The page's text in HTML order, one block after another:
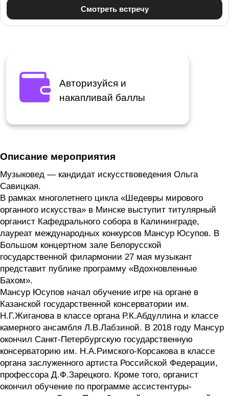
Авторизуйся и
накапливай баллы
Описание мероприятия
Музыковед — кандидат искусствоведения Ольга
Савицкая.
В рамках многолетнего цикла «Шедевры мирового
органного искусства» в Минске выступит титулярный
органист Кафедрального собора в Калининграде,
лауреат международных конкурсов Мансур Юсупов. В
Большом концертном зале Белорусской
государственной филармонии 27 мая музыкант
представит публике программу «Вдохновленные
Бахом».
Мансур Юсупов начал обучение игре на органе в
Казанской государственной консерватории им.
Н.Г.Жиганова в классе органа Р.К.Абдуллина и классе
камерного ансамбля Л.В.Лабзиной. В 2018 году Мансур
окончил Санкт-Петербургскую государственную
консерваторию им. Н.А.Римского-Корсакова в классе
органа заслуженного артиста Российской Федерации,
профессора Д.Ф.Зарецкого. Кроме того, органист
окончил обучение по программе ассистентуры-